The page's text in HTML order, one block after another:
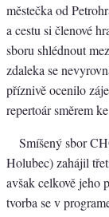
městečka od
a cestu si členové
sboru shlédnout
zdaleka se
příznivě ocenilo
repertoár směrem
Smíšený sbor
Holubec) zahájil
avšak celkově jeho
tvorba se v